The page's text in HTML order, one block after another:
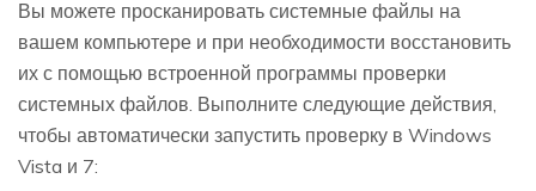
Вы можете просканировать системные файлы на
вашем компьютере и при необходимости восстановить
их с помощью встроенной программы проверки
системных файлов. Выполните следующие действия,
чтобы автоматически запустить проверку в Windows
Vista и 7: